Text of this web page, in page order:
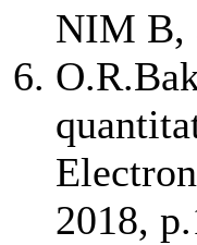
NIM B,
2018,